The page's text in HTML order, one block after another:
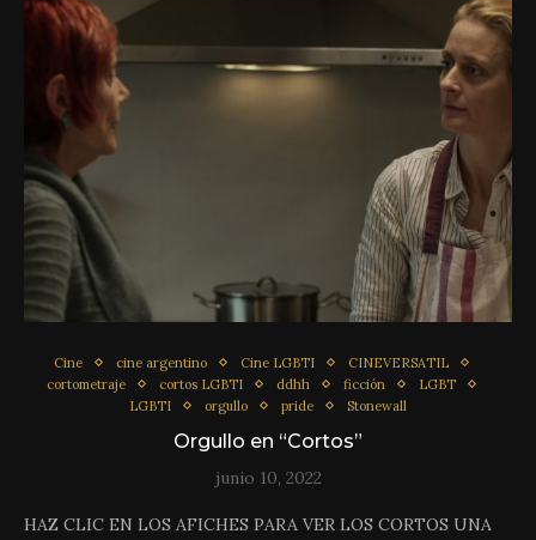
Cine cine argentino Cine LGBTI
CINEVERSATIL
cortometraje
cortos LGBTI ddhh ficción
LGBT
LGBTI
orgullo pride Stonewall
Orgullo en “Cortos”
junio 10, 2022
HAZ CLIC EN LOS AFICHES PARA VER LOS CORTOS UNA